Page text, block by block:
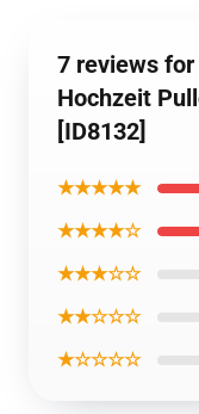
7 reviews for
Hochzeit
[ID8132]
★★★★★
★★★★☆
★★★☆☆
★★☆☆☆
★☆☆☆☆